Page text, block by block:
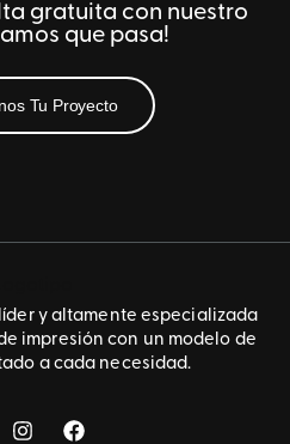
gratuita con nuestro
que pasa!
Tu Proyecto
y altamente especializada
impresión con un modelo de
a cada necesidad.